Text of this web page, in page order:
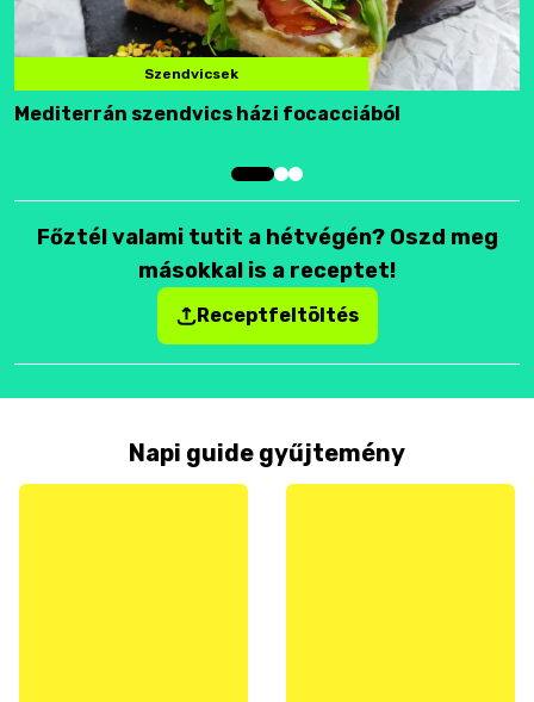
Szendvicsek
Mediterrán szendvics házi focacciából
Főztél valami tutit a hétvégén? Oszd meg
másokkal is a receptet!
Receptfeltöltés
Napi guide gyűjtemény